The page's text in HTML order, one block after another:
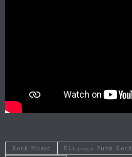
Rock Music Ελληνικό Punk Rock